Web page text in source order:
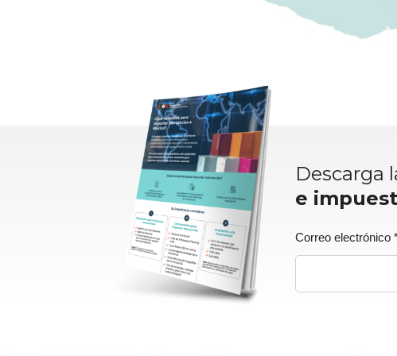
Toluca, Edo. Mex
Tultepec, Edo. Mex
Descarga
e
Correo electrónico